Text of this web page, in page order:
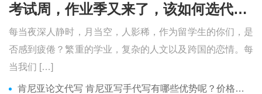
考试周，作业季又来了，该如何选代写？便宜的代写、代考会有哪些问题？
每当夜深人静时，月当空，人影稀，作为留学生的你们，是
否感到疲倦？繁重的学业，复杂的人文以及跨国的恋情。每
当我们 […]
肯尼亚论文代写 肯尼亚写手代写有哪些优势呢？价格便宜吗？